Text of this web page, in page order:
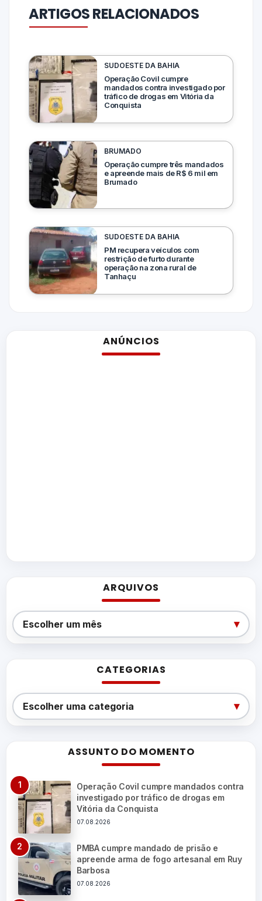
ARTIGOS RELACIONADOS
SUDOESTE DA BAHIA
Operação Covil cumpre
mandados contra investigado por
tráfico de drogas em Vitória da
Conquista
BRUMADO
Operação cumpre três mandados
e apreende mais de R$ 6 mil em
Brumado
SUDOESTE DA BAHIA
PM recupera veículos com
restrição de furto durante
operação na zona rural de
Tanhaçu
ANÚNCIOS
ARQUIVOS
Arquivos
Escolher um mês ▾
CATEGORIAS
Categorias
Escolher uma categoria ▾
ASSUNTO DO MOMENTO
Operação Covil cumpre mandados contra
investigado por tráfico de drogas em
Vitória da Conquista
07.08.2026
PMBA cumpre mandado de prisão e
apreende arma de fogo artesanal em Ruy
Barbosa
07.08.2026